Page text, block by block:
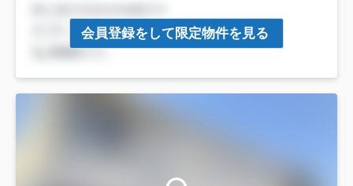
会員登録をして限定物件を見る